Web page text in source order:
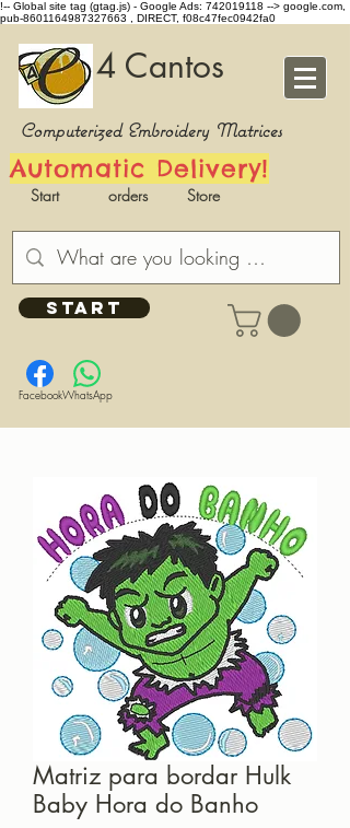
!-- Global site tag (gtag.js) - Google Ads: 742019118 --> google.com,
pub-8601164987327663 , DIRECT, f08c47fec0942fa0
4 Cantos
Computerized Embroidery Matrices
Automatic Delivery!
Start orders Store
START
FacebookWhatsApp
Matriz para bordar Hulk
Baby Hora do Banho